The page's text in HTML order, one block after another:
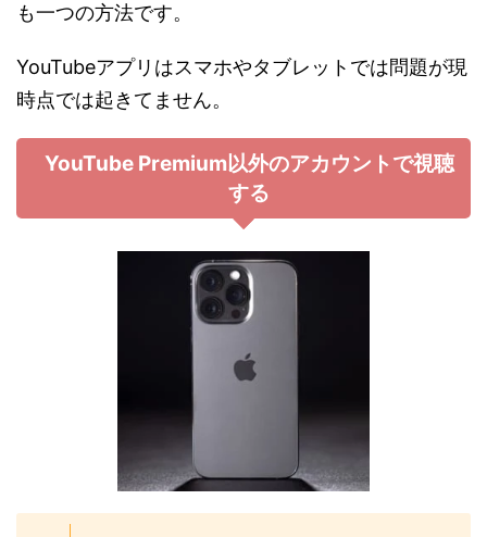
も一つの方法です。
YouTubeアプリはスマホやタブレットでは問題が現
時点では起きてません。
YouTube Premium以外のアカウントで視聴
する